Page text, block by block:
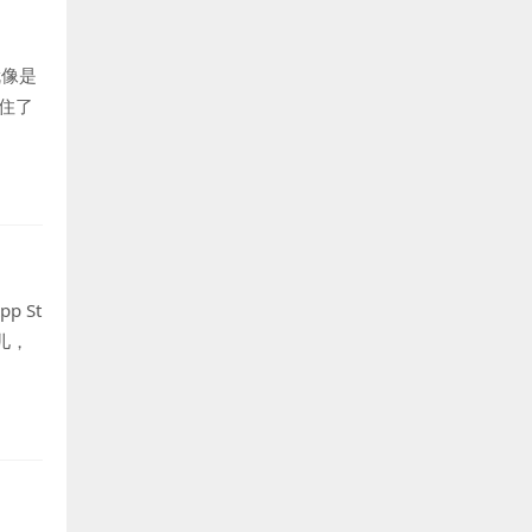
是
了
St